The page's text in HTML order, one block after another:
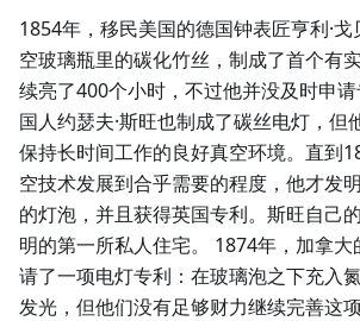
1854年，移民美国的德国钟表匠亨利·
空玻璃瓶里的碳化竹丝，制成了首个有
续亮了400个小时，不过他并没及时申
国人约瑟夫·斯旺也制成了碳丝电灯，但
保持长时间工作的良好真空环境。直到
空技术发展到合乎需要的程度，他才发
的灯泡，并且获得英国专利。斯旺自己
明的第一所私人住宅。 1874年，加拿大
请了一项电灯专利：在玻璃泡之下充入
发光，但他们没有足够财力继续完善这